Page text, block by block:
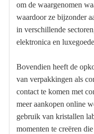
om de waargenomen
waardoor ze bijzonder
in verschillende
elektronica en
Bovendien heeft de
van verpakkingen als
contact te komen met
meer aankopen online
gebruik van kristallen
momenten te creëren